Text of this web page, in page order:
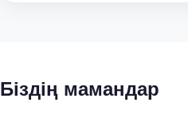
Біздің мамандар